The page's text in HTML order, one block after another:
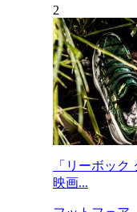
「リーボック
映画...